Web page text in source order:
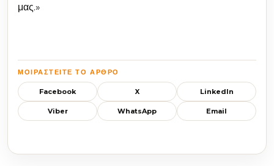
μας.»
ΜΟΙΡΑΣΤΕΊΤΕ ΤΟ ΆΡΘΡΟ
Facebook X LinkedIn
Viber WhatsApp Email